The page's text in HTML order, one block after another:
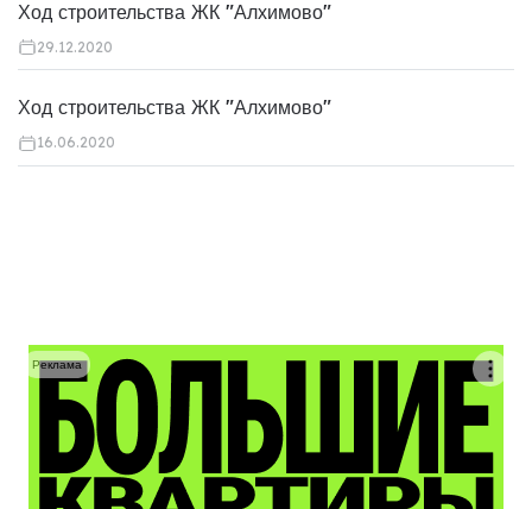
Ход строительства ЖК "Алхимово"
29.12.2020
Ход строительства ЖК "Алхимово"
16.06.2020
Реклама